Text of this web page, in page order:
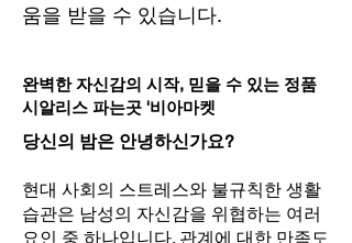
움을 받을 수 있습니다.
완벽한 자신감의 시작, 믿을 수 있는 정품
시알리스 파는곳 '비아마켓
당신의 밤은 안녕하신가요?
현대 사회의 스트레스와 불규칙한 생활
습관은 남성의 자신감을 위협하는 여러
요인 중 하나입니다. 관계에 대한 만족도